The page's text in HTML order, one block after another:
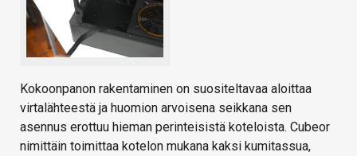
Kokoonpanon rakentaminen on suositeltavaa aloittaa
virtalähteestä ja huomion arvoisena seikkana sen
asennus erottuu hieman perinteisistä koteloista. Cubeor
nimittäin toimittaa kotelon mukana kaksi kumitassua,